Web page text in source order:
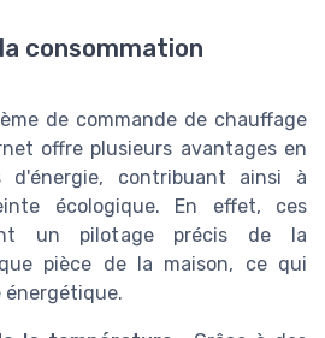
consommation
de commande de chauffage
offre plusieurs avantages en
d'énergie, contribuant ainsi à
écologique. En effet, ces
un pilotage précis de la
pièce de la maison, ce qui
énergétique.